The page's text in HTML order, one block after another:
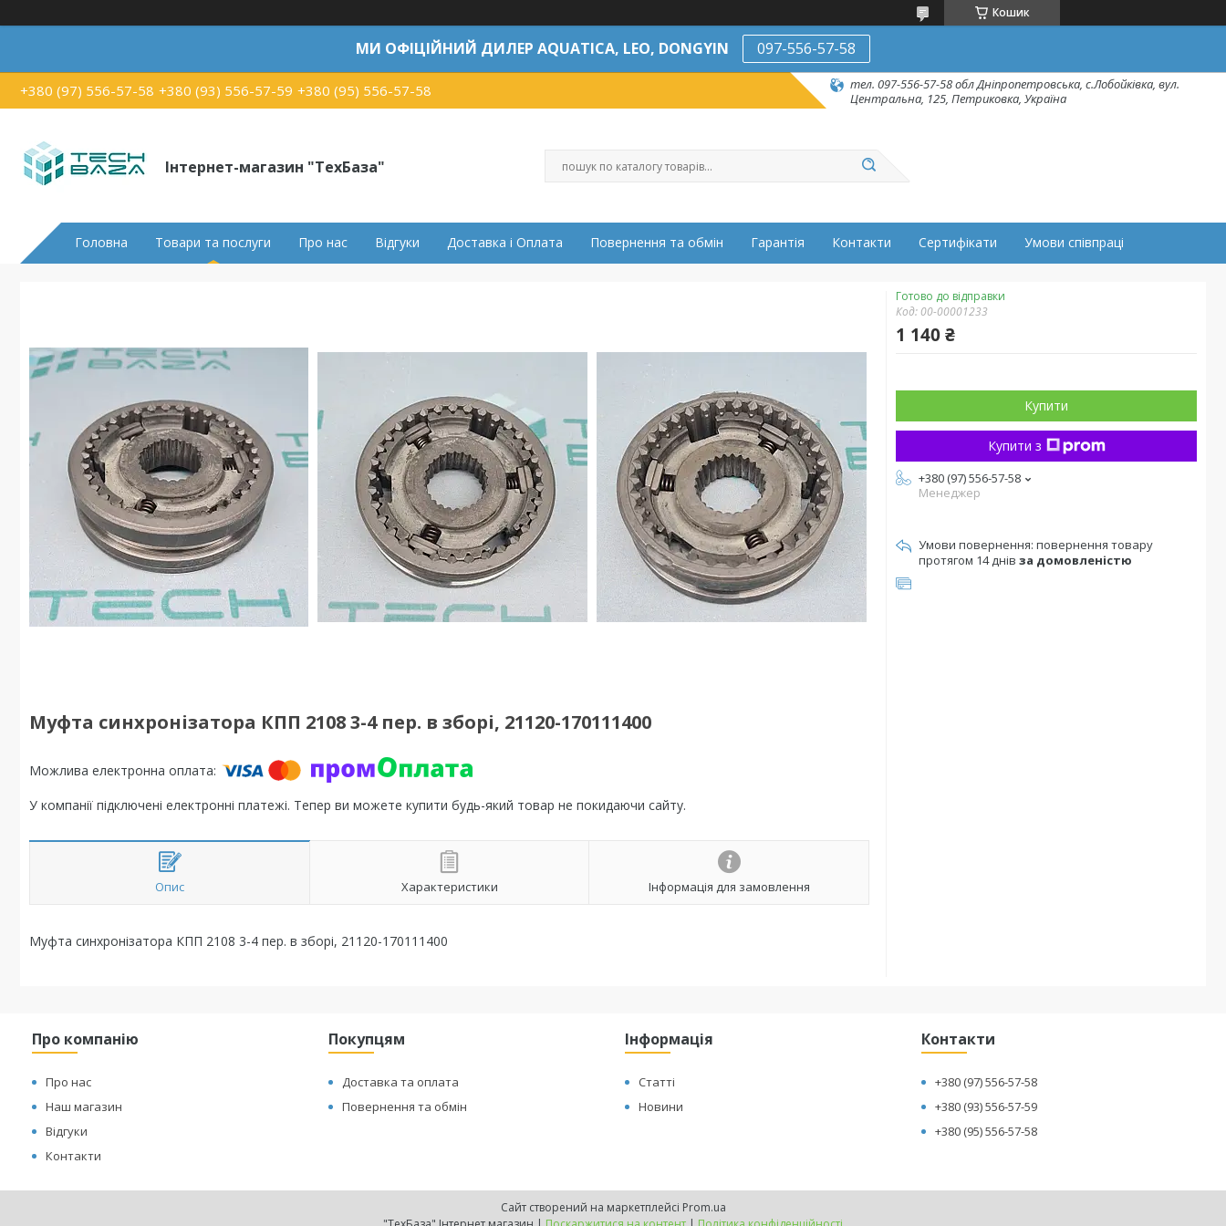
Кошик
МИ ОФІЦІЙНИЙ ДИЛЕР AQUATICA, LEO, DONGYIN 097-556-57-58
+380 (97) 556-57-58 +380 (93) 556-57-59 +380 (95) 556-57-58
тел. 097-556-57-58 обл Дніпропетровська, с.Лобойківка, вул.
Центральна, 125, Петриковка, Україна
Інтернет-магазин "ТехБаза"
Головна Товари та послуги Про нас Відгуки Доставка і Оплата Повернення та обмін Гарантія Контакти Сертифікати Умови співпраці
Муфта синхронізатора КПП 2108 3-4 пер. в зборі, 21120-170111400
У компанії підключені електронні платежі. Тепер ви можете купити будь-який товар не покидаючи сайту.
Опис Характеристики Інформація для замовлення
Муфта синхронізатора КПП 2108 3-4 пер. в зборі, 21120-170111400
Готово до відправки
Код: 00-00001233
1 140 ₴
Купити
Купити з
+380 (97) 556-57-58
Менеджер
повернення товару
протягом 14 днів за домовленістю
Про компанію
Про нас
Наш магазин
Відгуки
Контакти
Покупцям
Доставка та оплата
Повернення та обмін
Інформація
Статті
Новини
Контакти
+380 (97) 556-57-58
+380 (93) 556-57-59
+380 (95) 556-57-58
Сайт створений на маркетплейсі Prom.ua